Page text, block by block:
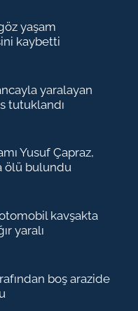
yaşam
kaybetti
yaralayan
tutuklandı
Yusuf Çapraz,
ölü bulundu
otomobil kavşakta
yaralı
boş arazide